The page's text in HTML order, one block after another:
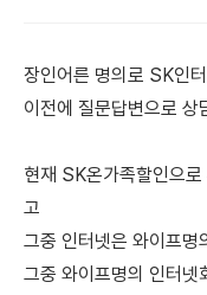
장인어른 명의로 SK인
이전에 질문답변으로 상
현재 SK온가족할인으
고
그중 인터넷은 와이프명
그중 와이프명의 인터넷